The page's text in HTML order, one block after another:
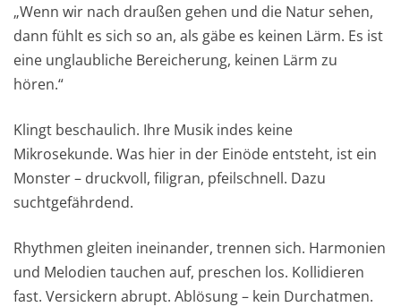
„Wenn wir nach draußen gehen und die Natur sehen,
dann fühlt es sich so an, als gäbe es keinen Lärm. Es ist
eine unglaubliche Bereicherung, keinen Lärm zu
hören.“
Klingt beschaulich. Ihre Musik indes keine
Mikrosekunde. Was hier in der Einöde entsteht, ist ein
Monster – druckvoll, filigran, pfeilschnell. Dazu
suchtgefährdend.
Rhythmen gleiten ineinander, trennen sich. Harmonien
und Melodien tauchen auf, preschen los. Kollidieren
fast. Versickern abrupt. Ablösung – kein Durchatmen.